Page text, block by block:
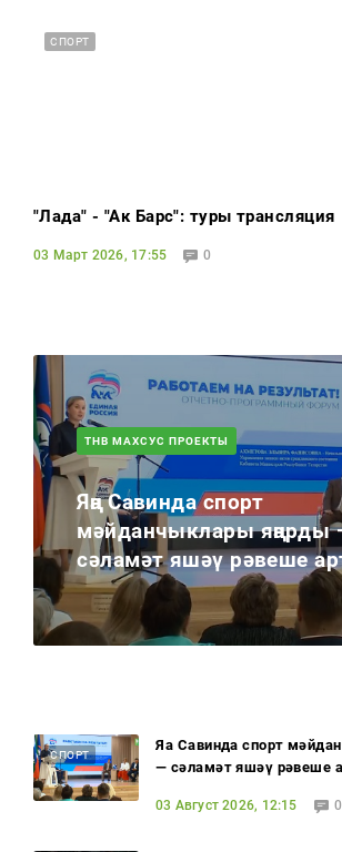
СПОРТ
"Лада" - "Ак Барс": туры трансляция
03 Март 2026, 17:55 0
ТНВ МАХСУС ПРОЕКТЫ
Яңа Савинда спорт
мәйданчыклары яңарды
сәламәт яшәү рәвеше
СПОРТ
Яңа Савинда спорт
— сәламәт яшәү рәвеше
03 Август 2026, 12:15 0